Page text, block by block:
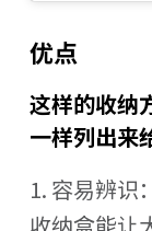
优点
这样的收纳
一样列出来
1. 容易辨识